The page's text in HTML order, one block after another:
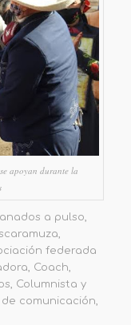
apoyan durante la
a pulso,
federada
Coach,
Columnista y
comunicación,